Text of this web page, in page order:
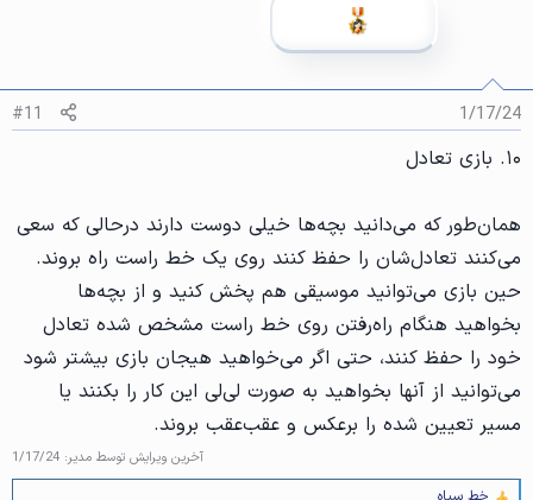
1/17/24
#11
۱۰. بازی تعادل
همان‌طور که می‌دانید بچه‌ها خیلی دوست دارند درحالی که سعی
می‌کنند تعادل‌شان را حفظ کنند روی یک خط راست راه بروند.
حین بازی می‌توانید موسیقی هم پخش کنید و از بچه‌ها
بخواهید هنگام راه‌رفتن روی خط راست مشخص‌ شده تعادل
خود را حفظ کنند، حتی اگر می‌خواهید هیجان بازی بیشتر شود
می‌توانید از آنها بخواهید به صورت لی‌لی این کار را بکنند یا
مسیر تعیین شده را برعکس و عقب‌عقب بروند.
آخرین ویرایش توسط مدیر: 1/17/24